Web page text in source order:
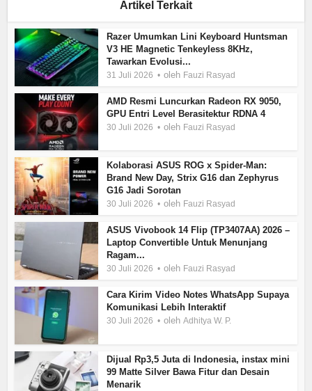
Artikel Terkait
Razer Umumkan Lini Keyboard Huntsman
V3 HE Magnetic Tenkeyless 8KHz,
Tawarkan Evolusi...
31 Juli 2026 oleh Fauzi Rasyad
AMD Resmi Luncurkan Radeon RX 9050,
GPU Entri Level Berasitektur RDNA 4
30 Juli 2026 oleh Fauzi Rasyad
Kolaborasi ASUS ROG x Spider-Man:
Brand New Day, Strix G16 dan Zephyrus
G16 Jadi Sorotan
30 Juli 2026 oleh Fauzi Rasyad
ASUS Vivobook 14 Flip (TP3407AA) 2026 –
Laptop Convertible Untuk Menunjang
Ragam...
30 Juli 2026 oleh Fauzi Rasyad
Cara Kirim Video Notes WhatsApp Supaya
Komunikasi Lebih Interaktif
30 Juli 2026 olehAdhitya W. P.
Dijual Rp3,5 Juta di Indonesia, instax mini
99 Matte Silver Bawa Fitur dan Desain
Menarik